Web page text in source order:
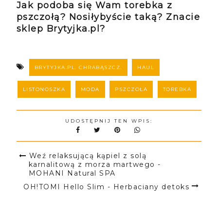
Jak podoba się Wam torebka z
pszczołą? Nosiłybyście taką? Znacie
sklep Brytyjka.pl?
BRYTYJKA.PL. CHRABĄSZCZ. HAUL
LISTONOSZKA MODA PSZCZOŁA TOREBKA
UDOSTĘPNIJ TEN WPIS:
Weź relaksującą kąpiel z solą
karnalitową z morza martwego -
MOHANI Natural SPA
OH!TOMI Hello Slim - Herbaciany detoks